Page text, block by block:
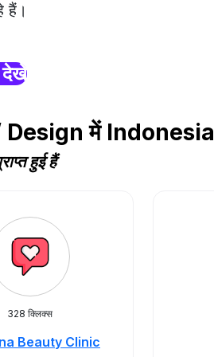
हैं।
देखें
/ Design में Indonesia
हुई हैं
328 क्लिक्स
Beauty Clinic